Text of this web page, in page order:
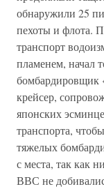
обнаружили 25
пехоты и флота.
транспорт
пламенем, начал
бомбардировщик
крейсер,
японских
транспорта,
тяжелых
с места, так как
ВВС не